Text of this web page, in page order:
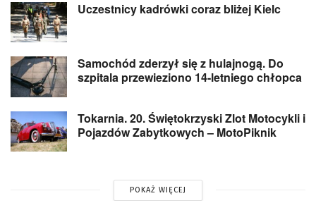
Uczestnicy kadrówki coraz bliżej Kielc
Samochód zderzył się z hulajnogą. Do
szpitala przewieziono 14-letniego chłopca
Tokarnia. 20. Świętokrzyski Zlot Motocykli i
Pojazdów Zabytkowych – MotoPiknik
POKAŻ WIĘCEJ